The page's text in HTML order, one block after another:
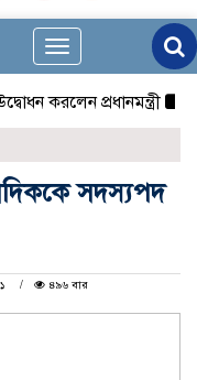
Toggle
navigation
প্রধানমন্ত্রী
সদস্যপদ
৪৯৬ বার